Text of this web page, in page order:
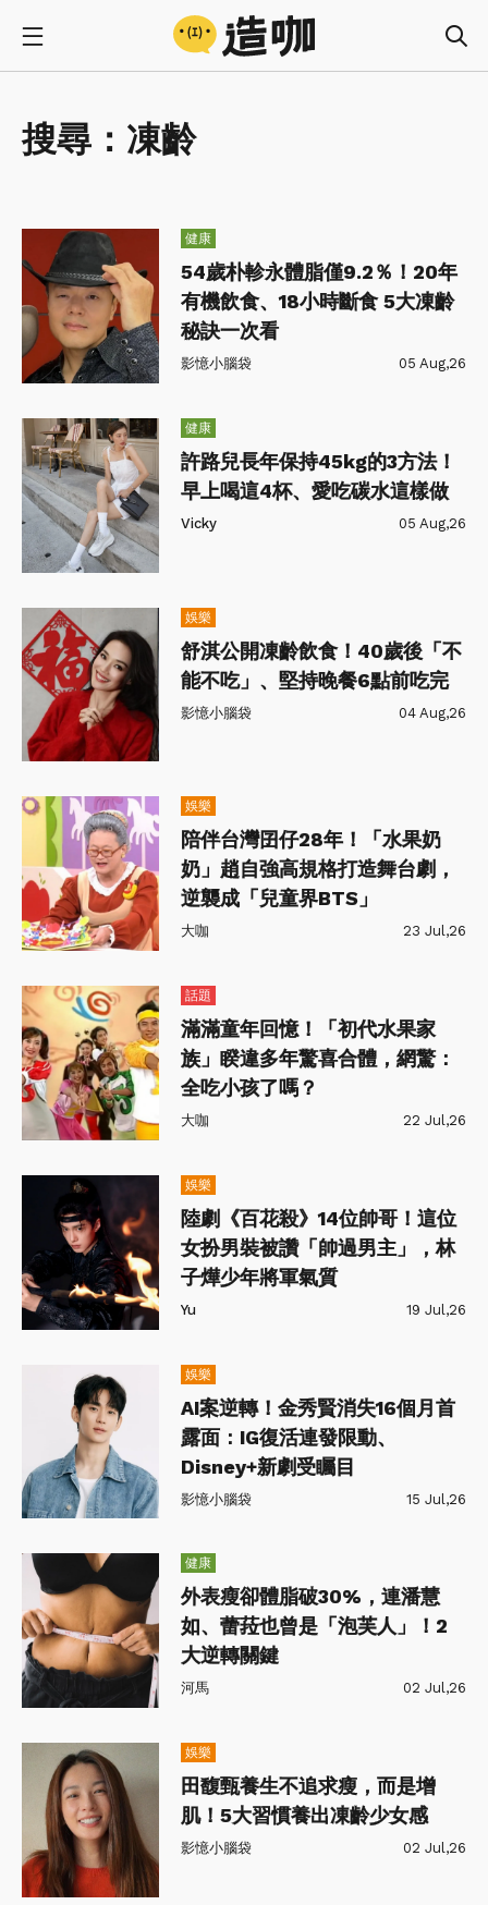
搜尋： 凍齡
健康
54歲朴軫永體脂僅9.2％！20年
有機飲食、18小時斷食 5大凍齡
秘訣一次看
影憶小腦袋 05 Aug,26
健康
許路兒長年保持45kg的3方法！
早上喝這4杯、愛吃碳水這樣做
Vicky 05 Aug,26
娛樂
舒淇公開凍齡飲食！40歲後「不
能不吃」、堅持晚餐6點前吃完
影憶小腦袋 04 Aug,26
娛樂
陪伴台灣囝仔28年！「水果奶
奶」趙自強高規格打造舞台劇，
逆襲成「兒童界BTS」
大咖 23 Jul,26
話題
滿滿童年回憶！「初代水果家
族」睽違多年驚喜合體，網驚：
全吃小孩了嗎？
大咖 22 Jul,26
娛樂
陸劇《百花殺》14位帥哥！這位
女扮男裝被讚「帥過男主」，林
子燁少年將軍氣質
Yu 19 Jul,26
娛樂
AI案逆轉！金秀賢消失16個月首
露面：IG復活連發限動、
Disney+新劇受矚目
影憶小腦袋 15 Jul,26
健康
外表瘦卻體脂破30%，連潘慧
如、蕾菈也曾是「泡芙人」！2
大逆轉關鍵
河馬 02 Jul,26
娛樂
田馥甄養生不追求瘦，而是增
肌！5大習慣養出凍齡少女感
影憶小腦袋 02 Jul,26